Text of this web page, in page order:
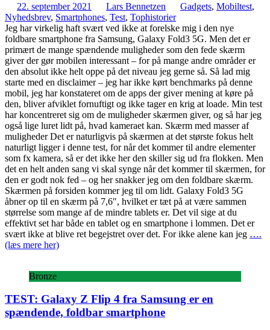
22. september 2021 Lars Bennetzen Gadgets, Mobiltest,
Nyhedsbrev, Smartphones, Test, Tophistorier
Jeg har virkelig haft svært ved ikke at forelske mig i den nye
foldbare smartphone fra Samsung, Galaxy Fold3 5G. Men det er
primært de mange spændende muligheder som den fede skærm
giver der gør mobilen interessant – for på mange andre områder er
den absolut ikke helt oppe på det niveau jeg gerne så. Så lad mig
starte med en disclaimer – jeg har ikke kørt benchmarks på denne
mobil, jeg har konstateret om de apps der giver mening at køre på
den, bliver afviklet fornuftigt og ikke tager en krig at loade. Min test
har koncentreret sig om de muligheder skærmen giver, og så har jeg
også lige luret lidt på, hvad kameraet kan. Skærm med masser af
muligheder Det er naturligvis på skærmen at det største fokus helt
naturligt ligger i denne test, for når det kommer til andre elementer
som fx kamera, så er det ikke her den skiller sig ud fra flokken. Men
det en helt anden sang vi skal synge når det kommer til skærmen, for
den er godt nok fed – og her snakker jeg om den foldbare skærm.
Skærmen på forsiden kommer jeg til om lidt. Galaxy Fold3 5G
åbner op til en skærm på 7,6″, hvilket er tæt på at være sammen
størrelse som mange af de mindre tablets er. Det vil sige at du
effektivt set har både en tablet og en smartphone i lommen. Det er
svært ikke at blive ret begejstret over det. For ikke alene kan jeg ….
(læs mere her)
Bronze
TEST: Galaxy Z Flip 4 fra Samsung er en
spændende, foldbar smartphone